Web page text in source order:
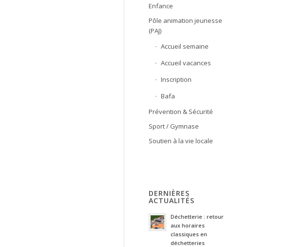
Enfance
Pôle animation jeunesse
(PAJ)
Accueil semaine
Accueil vacances
Inscription
Bafa
Prévention & Sécurité
Sport / Gymnase
Soutien à la vie locale
DERNIÈRES
ACTUALITÉS
Déchetterie : retour
aux horaires
classiques en
déchetteries